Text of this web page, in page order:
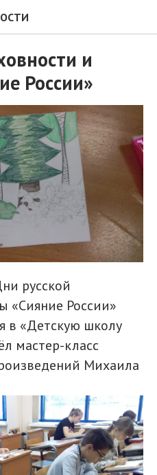
и
России»
русской
«Сияние России»
в «Детскую школу
мастер-класс
Михаила